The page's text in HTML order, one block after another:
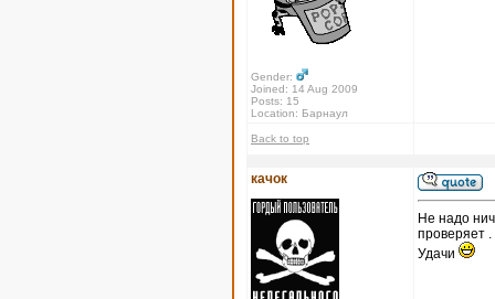
Gender:
Joined: 14 Aug 2009
Posts: 15
Location: Барнаул
Back to top
качок
Не надо
проверяет .
Удачи